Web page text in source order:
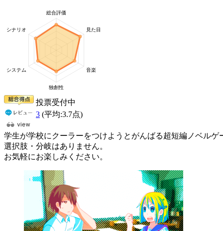
投票受付中
3 (平均:3.7点)
学生が学校にクーラーをつけようとがんばる超短編ノベルゲ
選択肢・分岐はありません。
お気軽にお楽しみください。